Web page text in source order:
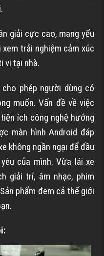
giải cực cao, mang yếu
trải nghiệm cảm xúc
vi tại nhà.
phép người dùng có
muốn. Vấn đề về việc
ích công nghệ hướng
màn hình Android đáp
không ngần ngại để đầu
của mình. Vừa lái xe
giải trí, âm nhạc, phim
phẩm đem cả thế giới